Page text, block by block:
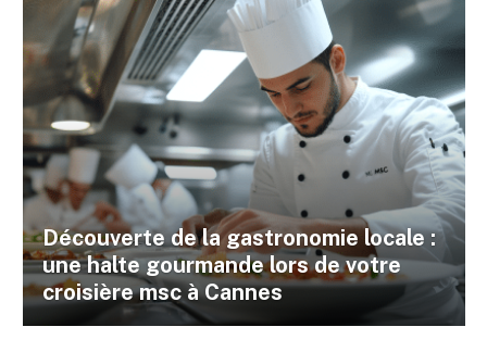
Découverte de la gastronomie locale :
une halte gourmande lors de votre
croisière msc à Cannes